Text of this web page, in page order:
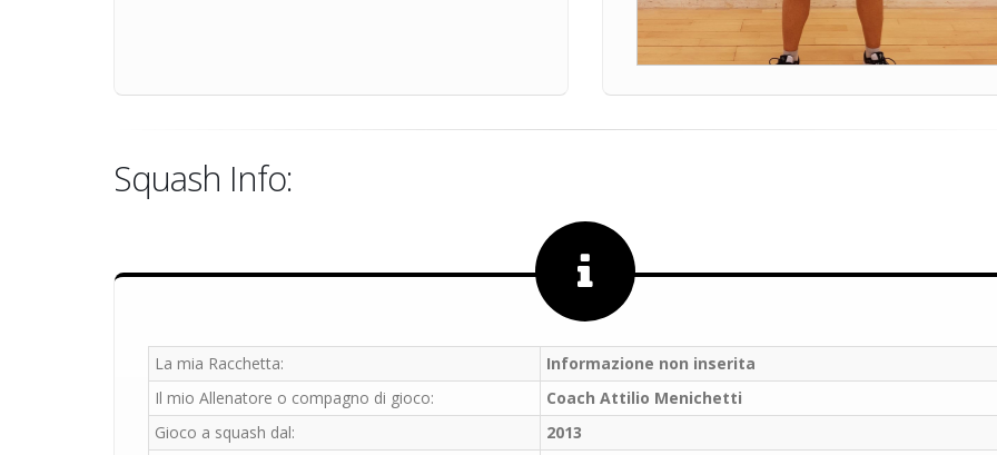
Squash Info:
La mia Racchetta:
Informazione non inserita
Il mio Allenatore o compagno di gioco:
Coach Attilio Menichetti
Gioco a squash dal:
2013